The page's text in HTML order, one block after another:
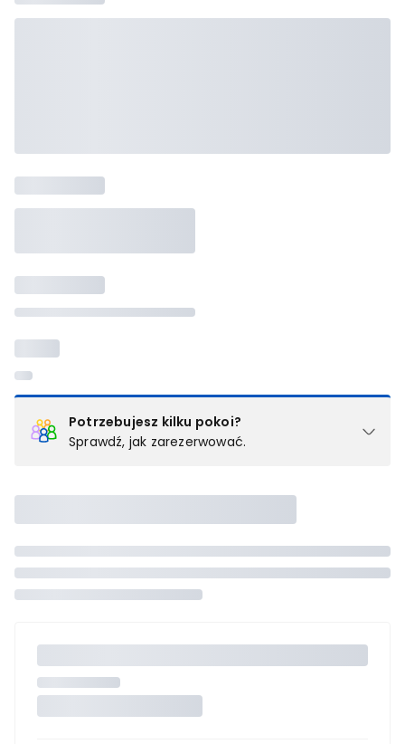
Potrzebujesz kilku pokoi?
Sprawdź, jak zarezerwować.
pokoju (lub apartamencie, willi itd.). Wybierz jedną z ofert z listy
i zarezerwuj ją. Zrób oddzielne rezerwacje dla każdego
kolejnego pokoju lubskontaktuj się z nami,by złożyć
zamówienie u naszego doradcy.
Maksymalna liczba uczestników
maksymalny limit dla 1 pokoju.